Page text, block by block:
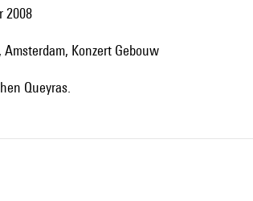
2008
Amsterdam, Konzert Gebouw
Queyras.